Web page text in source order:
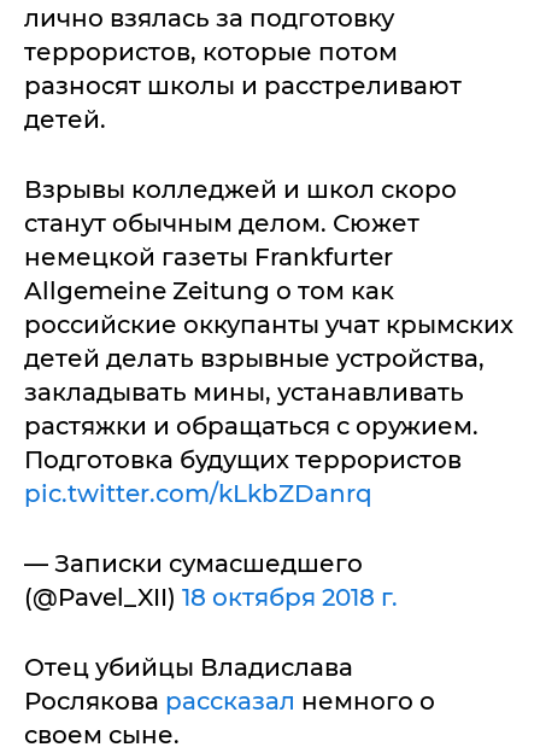
лично взялась за подготовку
террористов, которые потом
разносят школы и расстреливают
детей.
Взрывы колледжей и школ скоро
станут обычным делом. Сюжет
немецкой газеты Frankfurter
Allgemeine Zeitung о том как
российские оккупанты учат крымских
детей делать взрывные устройства,
закладывать мины, устанавливать
растяжки и обращаться с оружием.
Подготовка будущих террористов
pic.twitter.com/kLkbZDanrq
— Записки сумасшедшего
(@Pavel_XII) 18 октября 2018 г.
Отец убийцы Владислава
Рослякова рассказал немного о
своем сыне.